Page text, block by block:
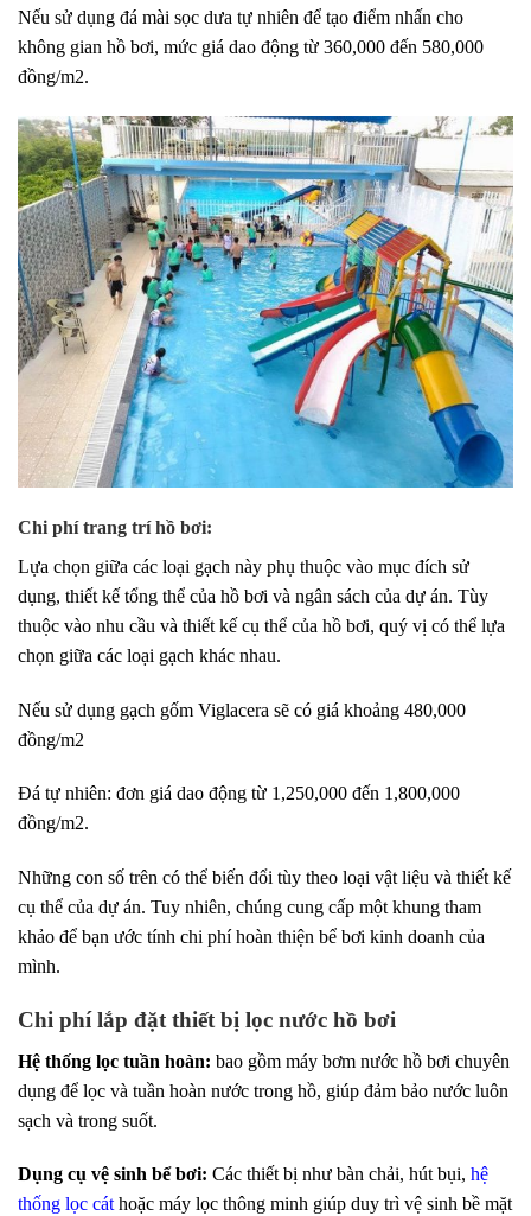
Nếu sử dụng đá mài sọc dưa tự nhiên để tạo điểm nhấn cho
không gian hồ bơi, mức giá dao động từ 360,000 đến 580,000
đồng/m2.
Chi phí trang trí hồ bơi:
Lựa chọn giữa các loại gạch này phụ thuộc vào mục đích sử
dụng, thiết kế tổng thể của hồ bơi và ngân sách của dự án. Tùy
thuộc vào nhu cầu và thiết kế cụ thể của hồ bơi, quý vị có thể lựa
chọn giữa các loại gạch khác nhau.
Nếu sử dụng gạch gốm Viglacera sẽ có giá khoảng 480,000
đồng/m2
Đá tự nhiên: đơn giá dao động từ 1,250,000 đến 1,800,000
đồng/m2.
Những con số trên có thể biến đổi tùy theo loại vật liệu và thiết kế
cụ thể của dự án. Tuy nhiên, chúng cung cấp một khung tham
khảo để bạn ước tính chi phí hoàn thiện bể bơi kinh doanh của
mình.
Chi phí lắp đặt thiết bị lọc nước hồ bơi
Hệ thống lọc tuần hoàn: bao gồm máy bơm nước hồ bơi chuyên
dụng để lọc và tuần hoàn nước trong hồ, giúp đảm bảo nước luôn
sạch và trong suốt.
Dụng cụ vệ sinh bể bơi: Các thiết bị như bàn chải, hút bụi, hệ
thống lọc cát hoặc máy lọc thông minh giúp duy trì vệ sinh bề mặt